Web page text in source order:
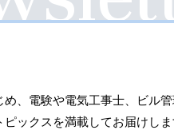
、電験や電気工事士、ビル
ックスを満載してお届けしま